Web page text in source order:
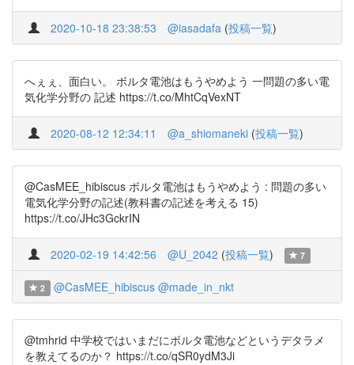
2020-10-18 23:38:53 @iasadafa (投稿一覧)
へぇぇ、面白い。 ボルタ電池はもうやめよう 一問題の多い電
気化学分野の 記述 https://t.co/MhtCqVexNT
2020-08-12 12:34:11 @a_shiomaneki (投稿一覧)
@CasMEE_hibiscus ボルタ電池はもうやめよう : 問題の多い
電気化学分野の記述(教科書の記述を考える 15)
https://t.co/JHc3GckrIN
2020-02-19 14:42:56 @U_2042 (投稿一覧) 7
2 @CasMEE_hibiscus @made_in_nkt
@tmhrid 中学校ではいまだにボルタ電池などというデタラメ
を教えてるのか？ https://t.co/qSR0ydM3Ji